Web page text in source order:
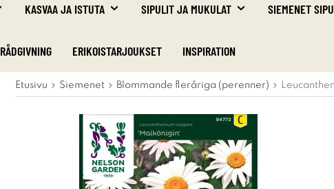
KASVAA JA ISTUTA SIPULIT JA MUKULAT SIEMENET
RÅDGIVNING ERIKOISTARJOUKSET INSPIRATION
Etusivu Siemenet Blommande fleråriga (perenner)